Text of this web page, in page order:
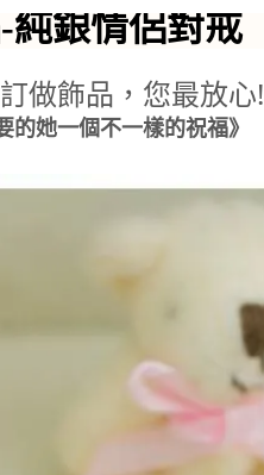
純銀情侶對戒
做飾品，您最放心!
的她一個不一樣的祝福》